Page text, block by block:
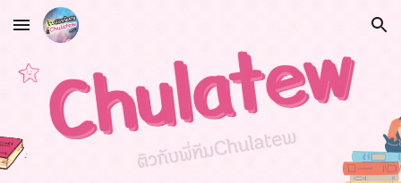
Skip to main content Skip to navigation